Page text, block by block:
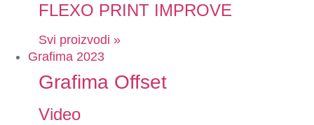
FLEXO PRINT IMPROVE
Svi proizvodi »
Grafima 2023
Grafima Offset
Video